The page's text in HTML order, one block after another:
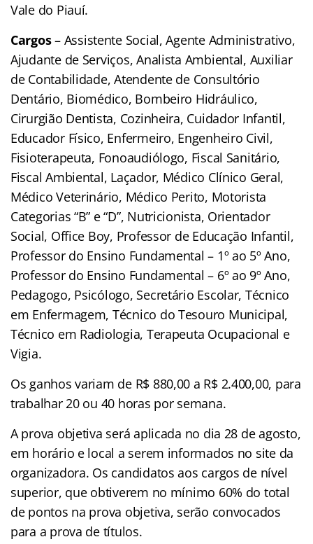
Vale do Piauí.
Cargos– Assistente Social, Agente Administrativo,
Ajudante de Serviços, Analista Ambiental, Auxiliar
de Contabilidade, Atendente de Consultório
Dentário, Biomédico, Bombeiro Hidráulico,
Cirurgião Dentista, Cozinheira, Cuidador Infantil,
Educador Físico, Enfermeiro, Engenheiro Civil,
Fisioterapeuta, Fonoaudiólogo, Fiscal Sanitário,
Fiscal Ambiental, Laçador, Médico Clínico Geral,
Médico Veterinário, Médico Perito, Motorista
Categorias “B” e “D”, Nutricionista, Orientador
Social, Office Boy, Professor de Educação Infantil,
Professor do Ensino Fundamental – 1º ao 5º Ano,
Professor do Ensino Fundamental – 6º ao 9º Ano,
Pedagogo, Psicólogo, Secretário Escolar, Técnico
em Enfermagem, Técnico do Tesouro Municipal,
Técnico em Radiologia, Terapeuta Ocupacional e
Vigia.
Os ganhos variam de R$ 880,00 a R$ 2.400,00, para
trabalhar 20 ou 40 horas por semana.
A prova objetiva será aplicada no dia 28 de agosto,
em horário e local a serem informados no site da
organizadora. Os candidatos aos cargos de nível
superior, que obtiverem no mínimo 60% do total
de pontos na prova objetiva, serão convocados
para a prova de títulos.